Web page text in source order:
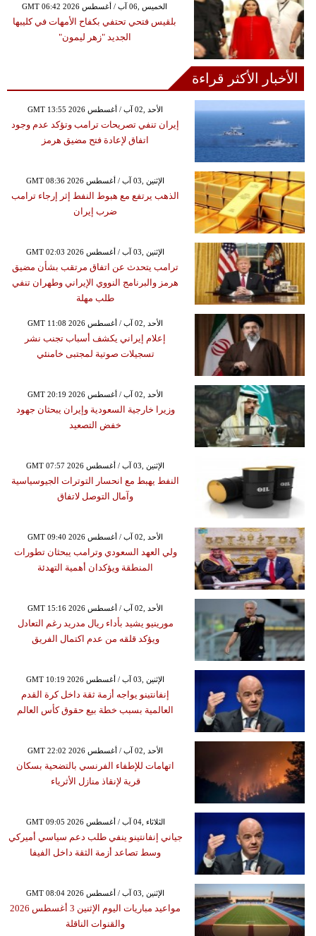
GMT 06:42 2026 الخميس ,06 آب / أغسطس
بلقيس فتحي تحتفي بكفاح الأمهات في كليبها
الجديد "زهر ليمون"
الأخبار الأكثر قراءة
GMT 13:55 2026 الأحد ,02 آب / أغسطس
إيران تنفي تصريحات ترامب وتؤكد عدم وجود
اتفاق لإعادة فتح مضيق هرمز
GMT 08:36 2026 الإثنين ,03 آب / أغسطس
الذهب يرتفع مع هبوط النفط إثر إرجاء ترامب
ضرب إيران
GMT 02:03 2026 الإثنين ,03 آب / أغسطس
ترامب يتحدث عن اتفاق مرتقب بشأن مضيق
هرمز والبرنامج النووي الإيراني وطهران تنفي
طلب مهلة
GMT 11:08 2026 الأحد ,02 آب / أغسطس
إعلام إيراني يكشف أسباب تجنب نشر
تسجيلات صوتية لمجتبى خامنئي
GMT 20:19 2026 الأحد ,02 آب / أغسطس
وزيرا خارجية السعودية وإيران يبحثان جهود
خفض التصعيد
GMT 07:57 2026 الإثنين ,03 آب / أغسطس
النفط يهبط مع انحسار التوترات الجيوسياسية
وآمال التوصل لاتفاق
GMT 09:40 2026 الأحد ,02 آب / أغسطس
ولي العهد السعودي وترامب يبحثان تطورات
المنطقة ويؤكدان أهمية التهدئة
GMT 15:16 2026 الأحد ,02 آب / أغسطس
مورينيو يشيد بأداء ريال مدريد رغم التعادل
ويؤكد قلقه من عدم اكتمال الفريق
GMT 10:19 2026 الإثنين ,03 آب / أغسطس
إنفانتينو يواجه أزمة ثقة داخل كرة القدم
العالمية بسبب خطة بيع حقوق كأس العالم
GMT 22:02 2026 الأحد ,02 آب / أغسطس
اتهامات للإطفاء الفرنسي بالتضحية بسكان
قرية لإنقاذ منازل الأثرياء
GMT 09:05 2026 الثلاثاء ,04 آب / أغسطس
جياني إنفانتينو ينفي طلب دعم سياسي أميركي
وسط تصاعد أزمة الثقة داخل الفيفا
GMT 08:04 2026 الإثنين ,03 آب / أغسطس
مواعيد مباريات اليوم الإثنين 3 أغسطس 2026
والقنوات الناقلة